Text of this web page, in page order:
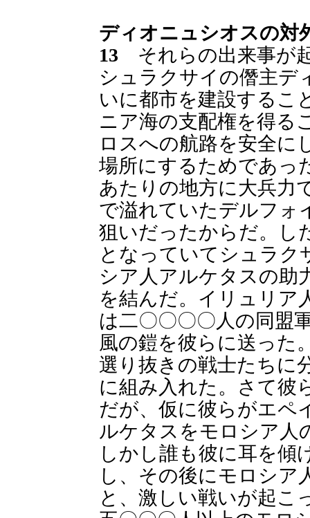
ディオニュシオスの対
13 それらの出来事が
シュラクサイの僭主デ
いに都市を建設するこ
ニア海の支配権を得る
ロスへの航路を安全に
場所にするためであっ
あたりの地方に大兵力
で溢れていたデルフォ
狙いだったからだ。し
となっていてシュラク
シア人アルケタスの助
を結んだ。イリュリア
は二〇〇〇〇人の同盟
風の鎧を彼らに送った
選り抜きの戦士たちに
に組み入れた。さて彼
だが、仮に彼らがエペ
ルケタスをモロシア人
しかし誰も彼に耳を傾
し、その後にモロシア
と、激しい戦いが起こ